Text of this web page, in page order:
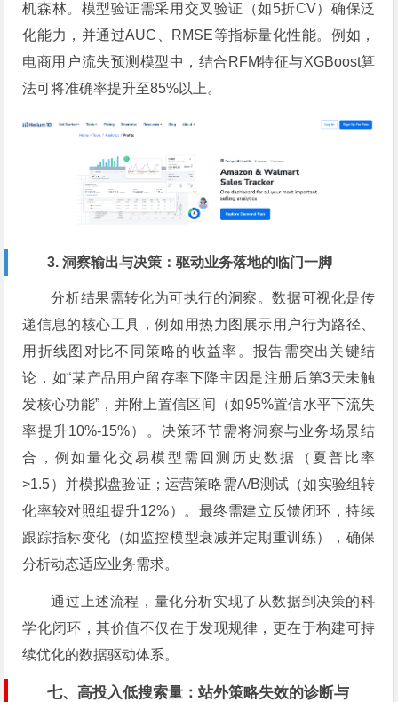
机森林。模型验证需采用交叉验证（如5折CV）确保泛
化能力，并通过AUC、RMSE等指标量化性能。例如，
电商用户流失预测模型中，结合RFM特征与XGBoost算
法可将准确率提升至85%以上。
3. 洞察输出与决策：驱动业务落地的临门一脚
分析结果需转化为可执行的洞察。数据可视化是传
递信息的核心工具，例如用热力图展示用户行为路径、
用折线图对比不同策略的收益率。报告需突出关键结
论，如“某产品用户留存率下降主因是注册后第3天未触
发核心功能”，并附上置信区间（如95%置信水平下流失
率提升10%-15%）。决策环节需将洞察与业务场景结
合，例如量化交易模型需回测历史数据（夏普比率
>1.5）并模拟盘验证；运营策略需A/B测试（如实验组转
化率较对照组提升12%）。最终需建立反馈闭环，持续
跟踪指标变化（如监控模型衰减并定期重训练），确保
分析动态适应业务需求。
通过上述流程，量化分析实现了从数据到决策的科
学化闭环，其价值不仅在于发现规律，更在于构建可持
续优化的数据驱动体系。
七、高投入低搜索量：站外策略失效的诊断与